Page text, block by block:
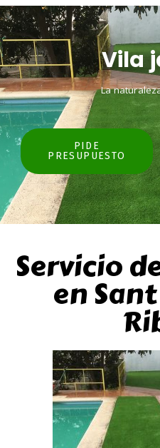
Vila
La
PIDE
PRESUPUESTO
Servicio
en